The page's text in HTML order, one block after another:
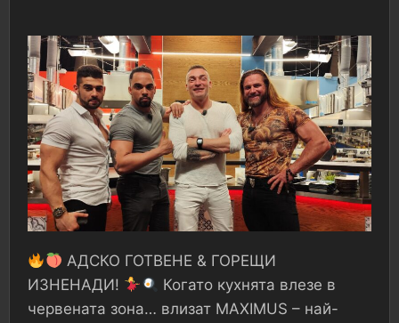
АДСКО ГОТВЕНЕ & ГОРЕЩИ
ИЗНЕНАДИ!
Когато кухнята влезе в
червената зона… влизат MAXIMUS – най-